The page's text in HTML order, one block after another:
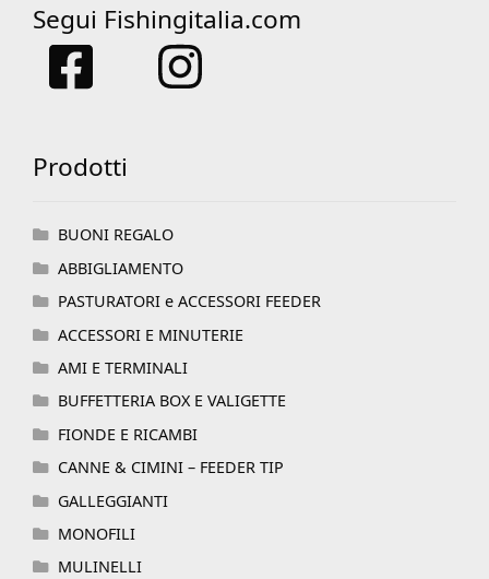
Segui Fishingitalia.com
Prodotti
BUONI REGALO
ABBIGLIAMENTO
PASTURATORI e ACCESSORI FEEDER
ACCESSORI E MINUTERIE
AMI E TERMINALI
BUFFETTERIA BOX E VALIGETTE
FIONDE E RICAMBI
CANNE & CIMINI – FEEDER TIP
GALLEGGIANTI
MONOFILI
MULINELLI